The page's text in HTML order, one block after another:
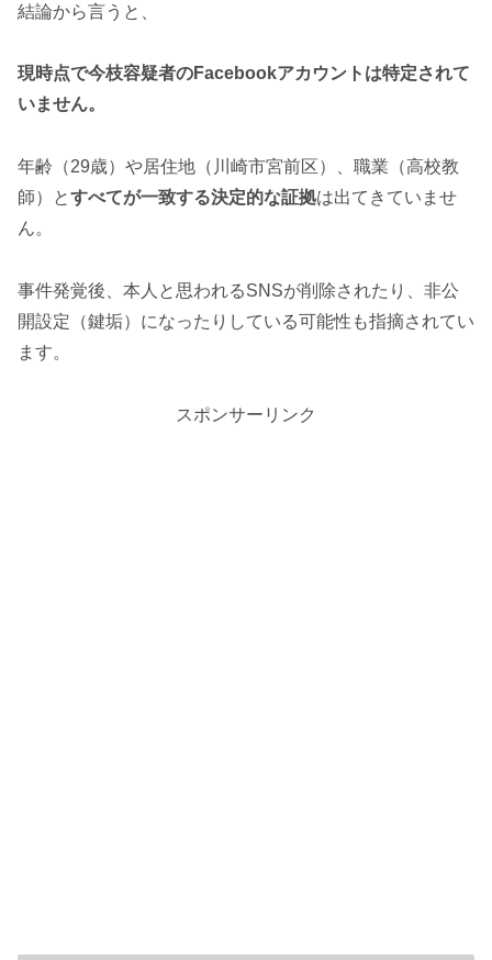
結論から言うと、
現時点で今枝容疑者のFacebookアカウントは特定されて
いません。
年齢（29歳）や居住地（川崎市宮前区）、職業（高校教
師）とすべてが一致する決定的な証拠は出てきていませ
ん。
事件発覚後、本人と思われるSNSが削除されたり、非公
開設定（鍵垢）になったりしている可能性も指摘されてい
ます。
スポンサーリンク